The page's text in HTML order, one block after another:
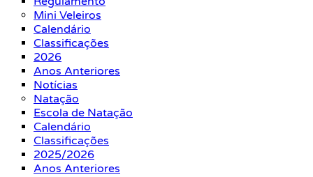
Mini Veleiros
Calendário
Classificações
2026
Anos Anteriores
Notícias
Natação
Escola de Natação
Calendário
Classificações
2025/2026
Anos Anteriores